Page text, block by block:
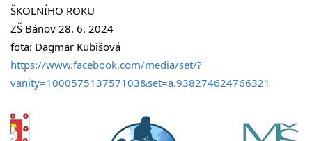
ŠKOLNÍHO ROKU
ZŠ Bánov 28. 6. 2024
https://www.facebook.com/media/set/?
vanity=100057513757103&set=a.938274624766321